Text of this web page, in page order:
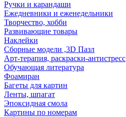
Ручки и карандаши
Ежедневники и еженедельники
Творчество, хобби
Развивающие товары
Наклейки
Сборные модели ,3D Пазл
Арт-терапия, раскраски-антистресс
Обучающая литература
Фоамиран
Багеты для картин
Ленты, шпагат
Эпоксидная смола
Картины по номерам